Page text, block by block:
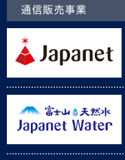
通信販売事業